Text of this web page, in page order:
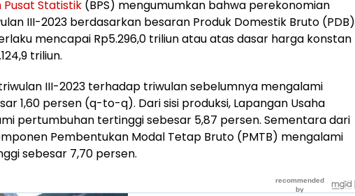
Pusat Statistik (BPS) mengumumkan bahwa perekonomian
III-2023 berdasarkan besaran Produk Domestik Bruto (PDB)
mencapai Rp5.296,0 triliun atau atas dasar harga konstan
triliun.
III-2023 terhadap triwulan sebelumnya mengalami
1,60 persen (q-to-q). Dari sisi produksi, Lapangan Usaha
pertumbuhan tertinggi sebesar 5,87 persen. Sementara dari
Pembentukan Modal Tetap Bruto (PMTB) mengalami
sebesar 7,70 persen.